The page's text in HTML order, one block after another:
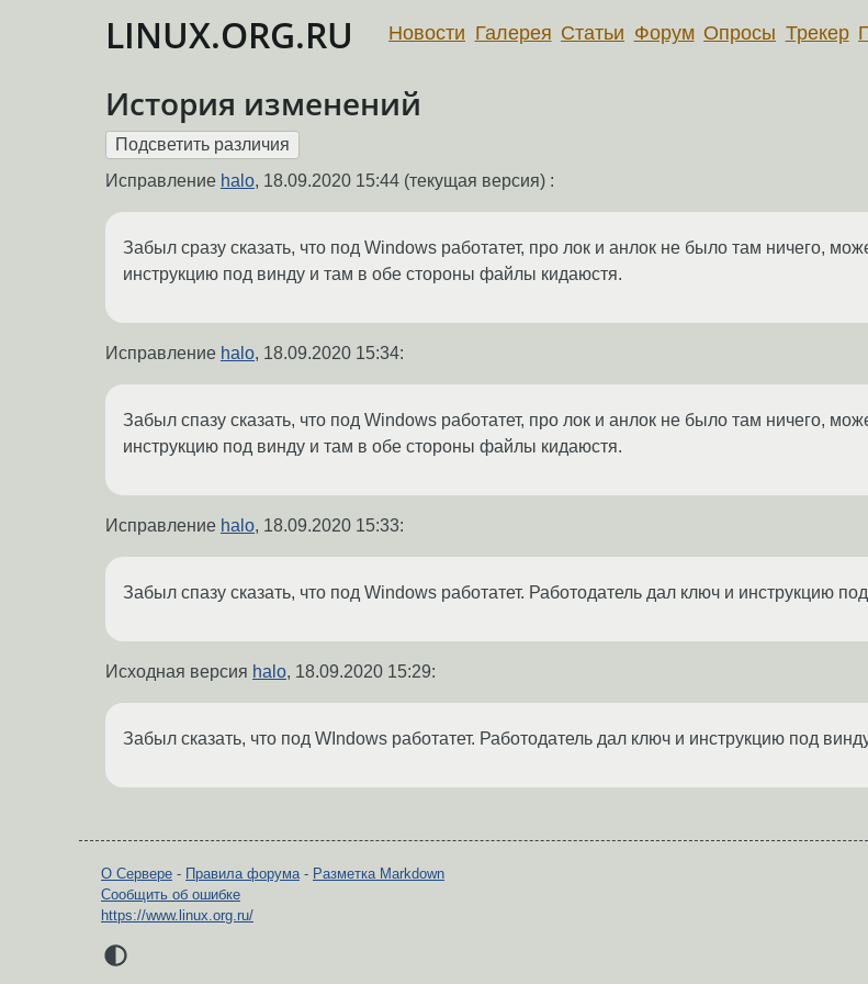
LINUX.ORG.RU Новости Галерея Статьи Форум Опросы Трекер
История изменений
Исправление halo, 18.09.2020 15:44 (текущая версия) :
Забыл сразу сказать, что под Windows работатет, про лок и анлок не было там ничего,
инструкцию под винду и там в обе стороны файлы кидаюстя.
Исправление halo, 18.09.2020 15:34:
Забыл спазу сказать, что под Windows работатет, про лок и анлок не было там ничего,
инструкцию под винду и там в обе стороны файлы кидаюстя.
Исправление halo, 18.09.2020 15:33:
Забыл спазу сказать, что под Windows работатет. Работодатель дал ключ и инструкцию
Исходная версия halo, 18.09.2020 15:29:
Забыл сказать, что под WIndows работатет. Работодатель дал ключ и инструкцию под
О Сервере - Правила форума- Разметка Markdown
Сообщить об ошибке
https://www.linux.org.ru/